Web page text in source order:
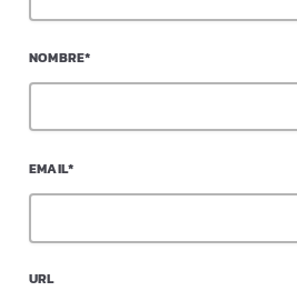
NOMBRE*
EMAIL*
URL